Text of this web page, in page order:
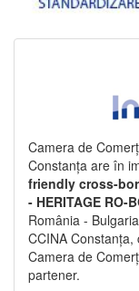
Camera de
Constanța are în
friendly cross-
- HERITAGE RO-
România -
CCINA
Camera de
partener.